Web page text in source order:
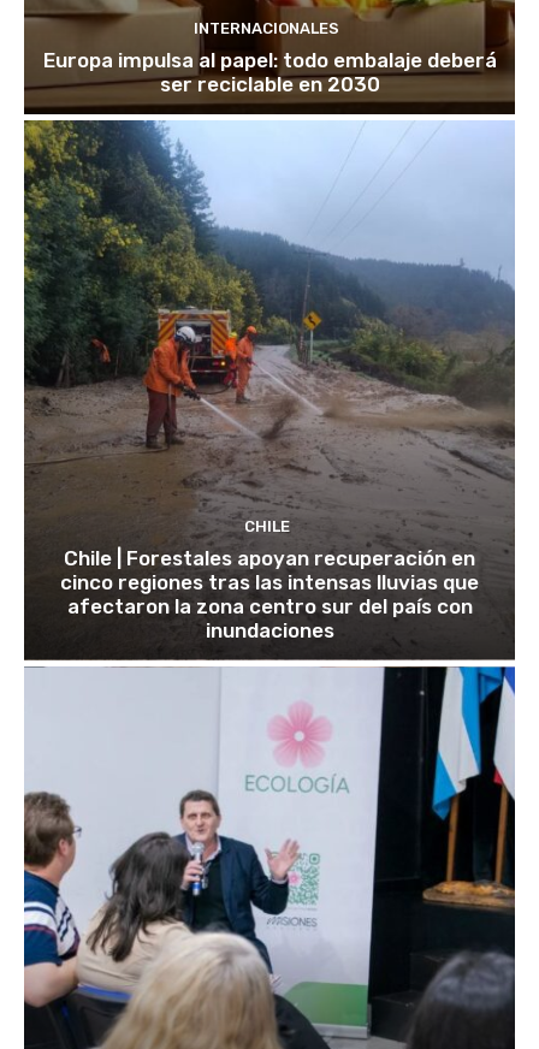
INTERNACIONALES
Europa impulsa al papel: todo embalaje deberá
ser reciclable en 2030
CHILE
Chile | Forestales apoyan recuperación en
cinco regiones tras las intensas lluvias que
afectaron la zona centro sur del país con
inundaciones